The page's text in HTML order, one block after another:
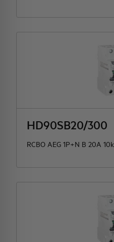
HD90SB20/300
RCBO AEG 1P+N B 20A